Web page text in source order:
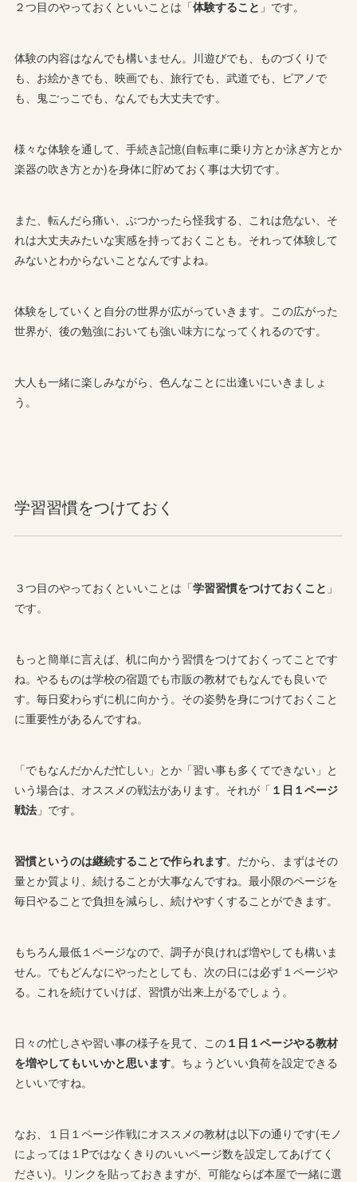
２つ目のやっておくといいことは「体験すること 」です。
体験の内容はなんでも構いません。川遊びでも、ものづくりで
も、お絵かきでも、映画でも、旅行でも、武道でも、ピアノで
も、鬼ごっこでも、なんでも大丈夫です。
様々な体験を通して、手続き記憶(自転車に乗り方とか泳ぎ方とか
楽器の吹き方とか)を身体に貯めておく事は大切です。
また、転んだら痛い、ぶつかったら怪我する、これは危ない、そ
れは大丈夫みたいな実感を持っておくことも。それって体験して
みないとわからないことなんですよね。
体験をしていくと自分の世界が広がっていきます。この広がった
世界が、後の勉強においても強い味方になってくれるのです。
大人も一緒に楽しみながら、色んなことに出逢いにいきましょ
う。
学習習慣をつけておく
３つ目のやっておくといいことは「学習習慣をつけておくこと 」
です。
もっと簡単に言えば、机に向かう習慣をつけておくってことです
ね。やるものは学校の宿題でも市販の教材でもなんでも良いで
す。毎日変わらずに机に向かう。その姿勢を身につけておくこと
に重要性があるんですね。
「でもなんだかんだ忙しい」とか「習い事も多くてできない」と
いう場合は、オススメの戦法があります。それが「 １日１ページ
戦法 」です。
習慣というのは継続することで作られます。だから、まずはその
量とか質より、続けることが大事なんですね。最小限のページを
毎日やることで負担を減らし、続けやすくすることができます。
もちろん最低１ページなので、調子が良ければ増やしても構いま
せん。でもどんなにやったとしても、次の日には必ず１ページや
る。これを続けていけば、習慣が出来上がるでしょう。
日々の忙しさや習い事の様子を見て、この１日１ページやる教材
を増やしてもいいかと思います。ちょうどいい負荷を設定できる
といいですね。
なお、１日１ページ作戦にオススメの教材は以下の通りです(モノ
によっては１Pではなくきりのいいページ数を設定してあげてく
ださい)。リンクを貼っておきますが、可能ならば本屋で一緒に選